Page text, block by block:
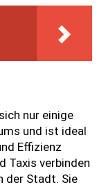
nur einige
und ist ideal
Effizienz
Taxis verbinden
der Stadt. Sie